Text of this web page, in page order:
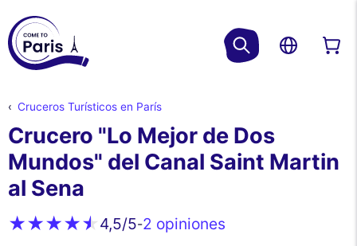
Cruceros Turísticos en París
Crucero "Lo Mejor de Dos
Mundos" del Canal Saint Martin
al Sena
4,5/5-2 opiniones